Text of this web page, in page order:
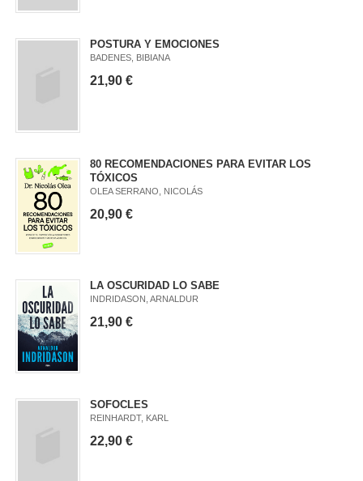
POSTURA Y EMOCIONES
BADENES, BIBIANA
21,90 €
80 RECOMENDACIONES PARA EVITAR LOS
TÓXICOS
OLEA SERRANO, NICOLÁS
20,90 €
LA OSCURIDAD LO SABE
INDRIDASON, ARNALDUR
21,90 €
SOFOCLES
REINHARDT, KARL
22,90 €